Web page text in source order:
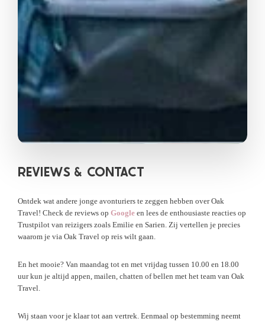
REVIEWS & CONTACT
Ontdek wat andere jonge avonturiers te zeggen hebben over Oak
Travel! Check de reviews opGoogle en lees de enthousiaste reacties op
Trustpilot van reizigers zoals Emilie en Sarien. Zij vertellen je precies
waarom je via Oak Travel op reis wilt gaan.
En het mooie? Van maandag tot en met vrijdag tussen 10.00 en 18.00
uur kun je altijd appen, mailen, chatten of bellen met het team van Oak
Travel.
Wij staan voor je klaar tot aan vertrek. Eenmaal op bestemming neemt